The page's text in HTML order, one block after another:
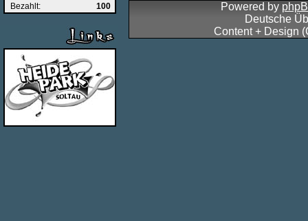
Bezahlt:
100 Powered by
Deutsche
Content + Design